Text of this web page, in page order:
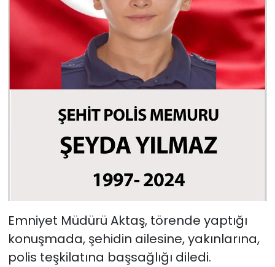
Emniyet Müdürü Aktaş, törende yaptığı
konuşmada, şehidin ailesine, yakınlarına,
polis teşkilatına başsağlığı diledi.